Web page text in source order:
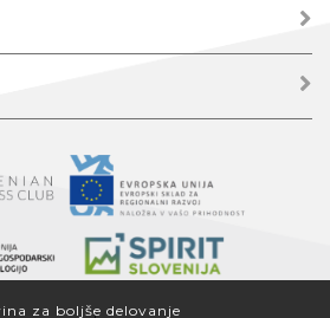
za boljše delovanje